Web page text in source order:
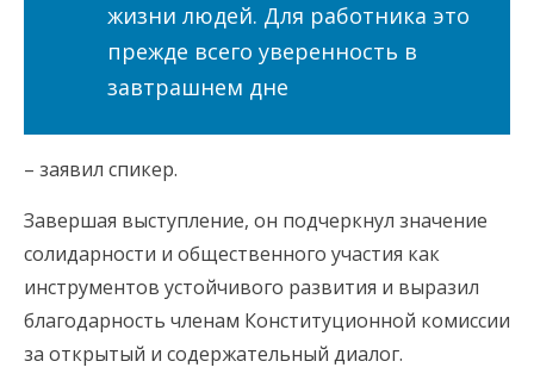
жизни людей. Для работника это
прежде всего уверенность в
завтрашнем дне
– заявил спикер.
Завершая выступление, он подчеркнул значение
солидарности и общественного участия как
инструментов устойчивого развития и выразил
благодарность членам Конституционной комиссии
за открытый и содержательный диалог.